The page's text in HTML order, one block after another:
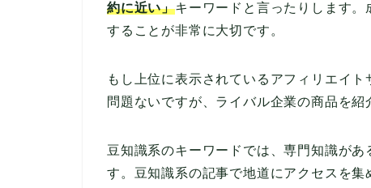
約に近い」キーワードと言ったりします
することが非常に大切です。
もし上位に表示されているアフィリエイ
問題ないですが、ライバル企業の商品を紹
豆知識系のキーワードでは、専門知識が
す。豆知識系の記事で地道にアクセスを